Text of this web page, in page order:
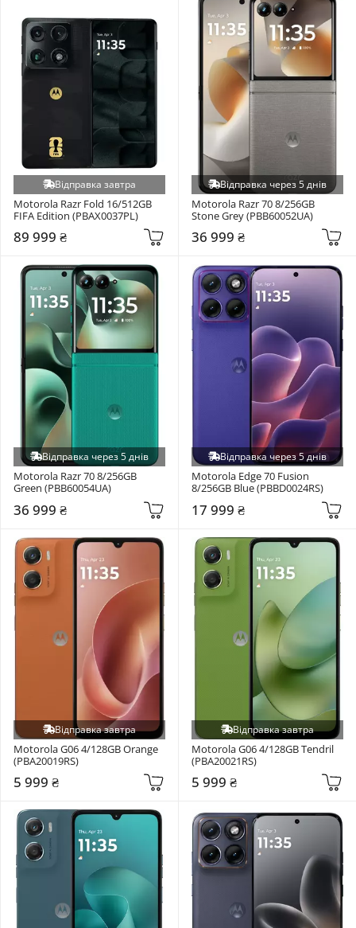
Відправка завтра
Motorola Razr Fold 16/512GB
FIFA Edition (PBAX0037PL)
89 999 ₴
Відправка через 5 днів
Motorola Razr 70 8/256GB
Stone Grey (PBB60052UA)
36 999 ₴
Відправка через 5 днів
Motorola Razr 70 8/256GB
Green (PBB60054UA)
36 999 ₴
Відправка через 5 днів
Motorola Edge 70 Fusion
8/256GB Blue (PBBD0024RS)
17 999 ₴
Відправка завтра
Motorola G06 4/128GB Orange
(PBA20019RS)
5 999 ₴
Відправка завтра
Motorola G06 4/128GB Tendril
(PBA20021RS)
5 999 ₴